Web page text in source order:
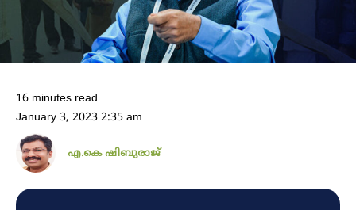
16 minutes read
January 3, 2023 2:35 am
എ.കെ ഷിബുരാജ്